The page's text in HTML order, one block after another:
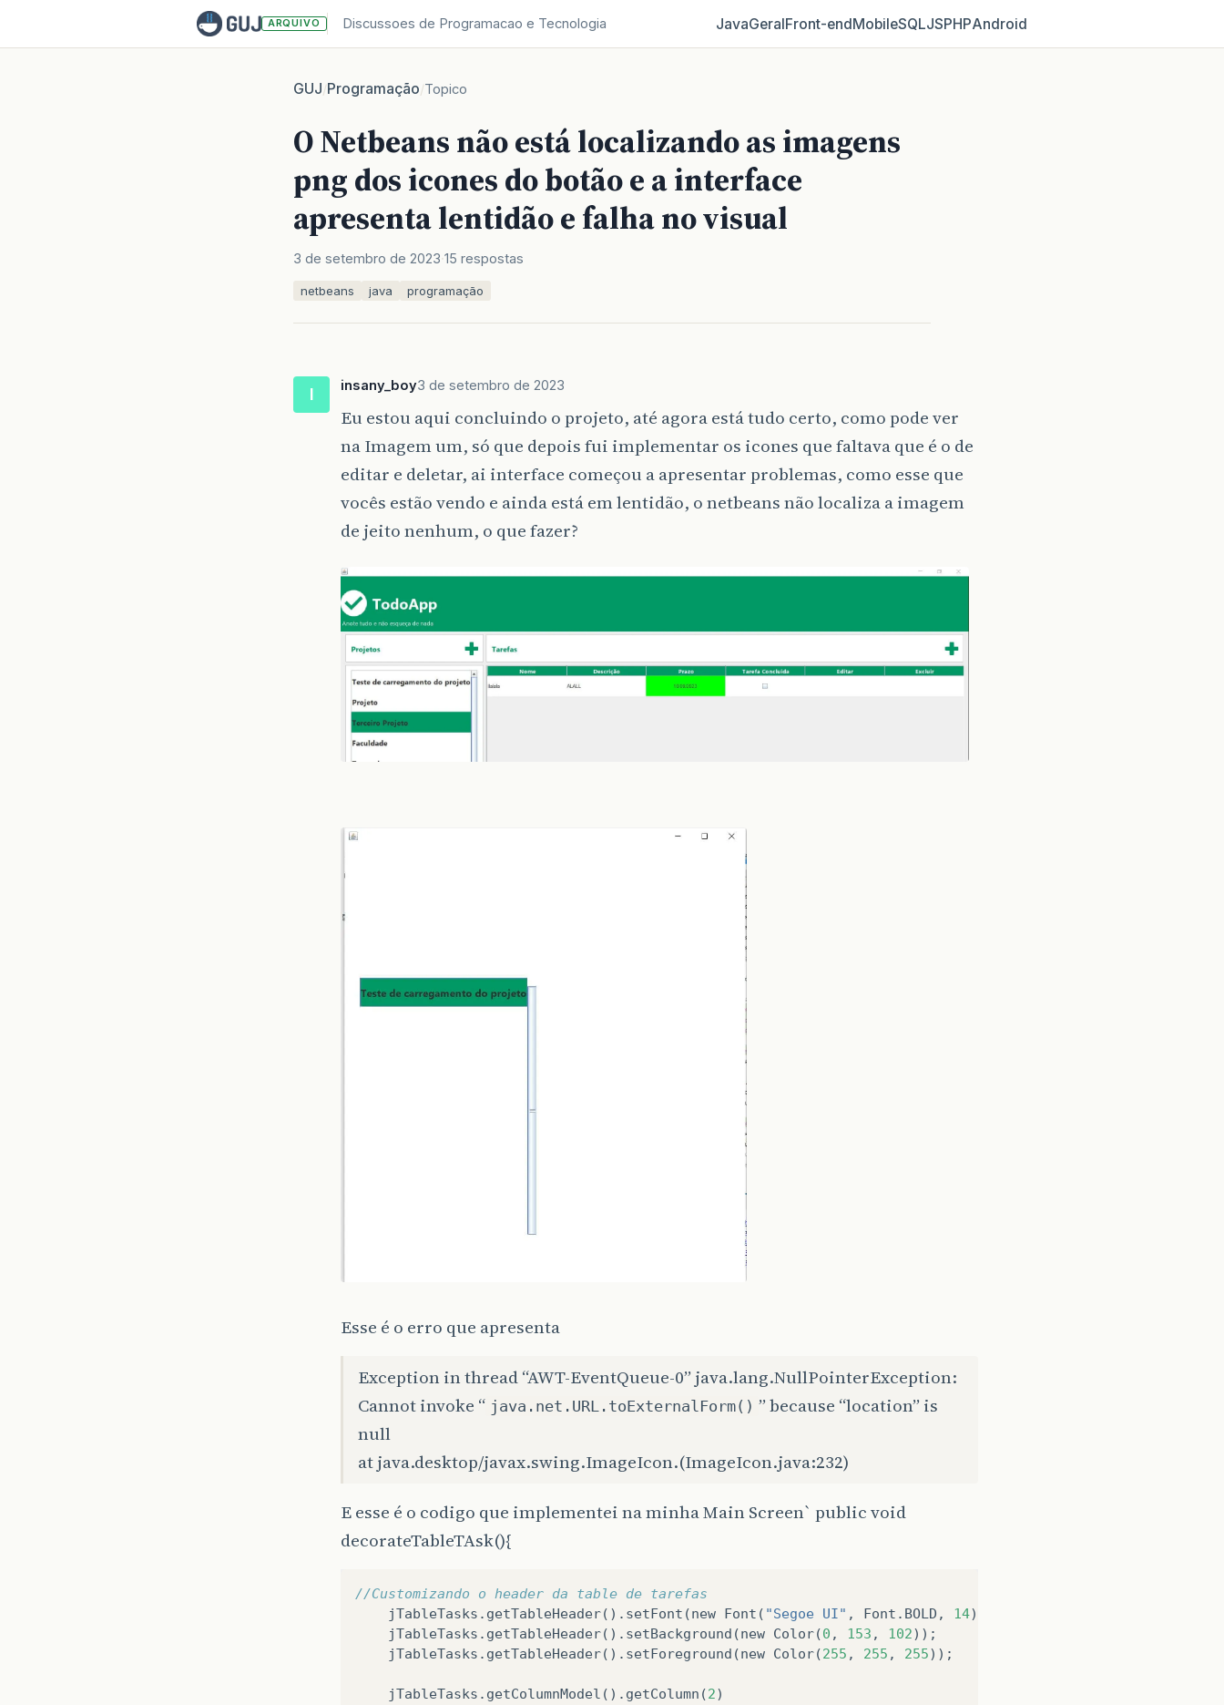
ARQUIVO Discussoes de Programacao e Tecnologia JavaGeralFront‑endMobileSQLJSPHPAndroid
GUJ/Programação/Topico
O Netbeans não está localizando as imagens
png dos icones do botão e a interface
apresenta lentidão e falha no visual
3 de setembro de 2023 15 respostas
netbeans java programação
I insany_boy3 de setembro de 2023
Eu estou aqui concluindo o projeto, até agora está tudo certo, como pode ver
na Imagem um, só que depois fui implementar os icones que faltava que é o de
editar e deletar, ai interface começou a apresentar problemas, como esse que
vocês estão vendo e ainda está em lentidão, o netbeans não localiza a imagem
de jeito nenhum, o que fazer?
Esse é o erro que apresenta
Exception in thread “AWT-EventQueue-0” java.lang.NullPointerException:
Cannot invoke “ java.net.URL.toExternalForm() ” because “location” is
null
at java.desktop/javax.swing.ImageIcon.(ImageIcon.java:232)
E esse é o codigo que implementei na minha Main Screen` public void
decorateTableTAsk(){
//Customizando o header da table de tarefas
jTableTasks . getTableHeader(). setFont (new Font ( "Segoe UI" , Font . BOLD , 14));
jTableTasks . getTableHeader(). setBackground (new Color(0 , 153 , 102));
jTableTasks . getTableHeader(). setForeground (new Color(255 , 255 , 255));
jTableTasks . getColumnModel (). getColumn (2)